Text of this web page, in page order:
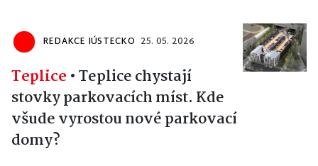
REDAKCE IÚSTECKO 25. 05. 2026
Teplice •Teplice chystají
stovky parkovacích míst. Kde
všude vyrostou nové parkovací
domy?